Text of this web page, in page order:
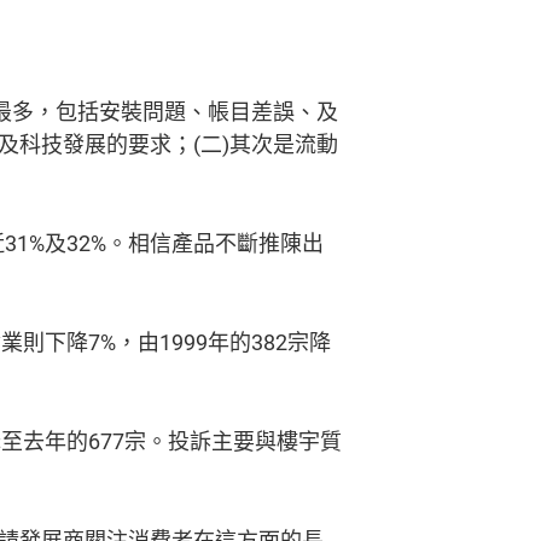
，包括安裝問題、帳目差誤、及
科技發展的要求；(二)其次是流動
及32%。相信產品不斷推陳出
則下降7%，由1999年的382宗降
去年的677宗。投訴主要與樓宇質